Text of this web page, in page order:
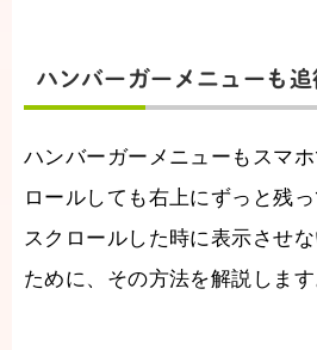
ハンバーガーメニューも
ハンバーガーメニューもスマ
ロールしても右上にずっと残
スクロールした時に表示させ
ために、その方法を解説します